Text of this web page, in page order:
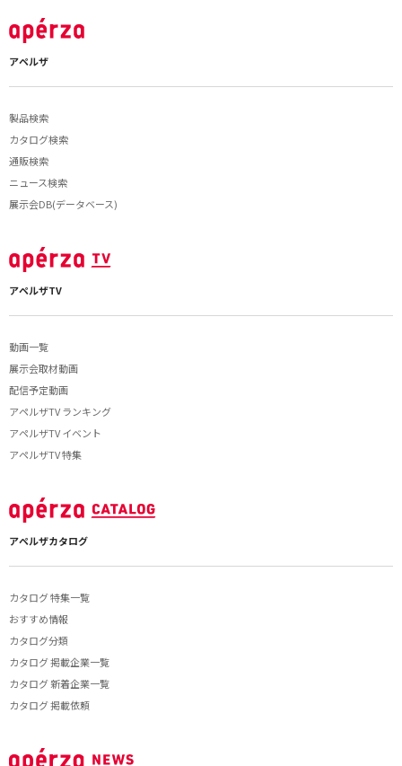
アペルザ
製品検索
カタログ検索
通販検索
ニュース検索
展示会DB(データベース)
アペルザTV
動画一覧
展示会取材動画
配信予定動画
アペルザTV ランキング
アペルザTV イベント
アペルザTV 特集
アペルザカタログ
カタログ 特集一覧
おすすめ情報
カタログ分類
カタログ 掲載企業一覧
カタログ 新着企業一覧
カタログ 掲載依頼